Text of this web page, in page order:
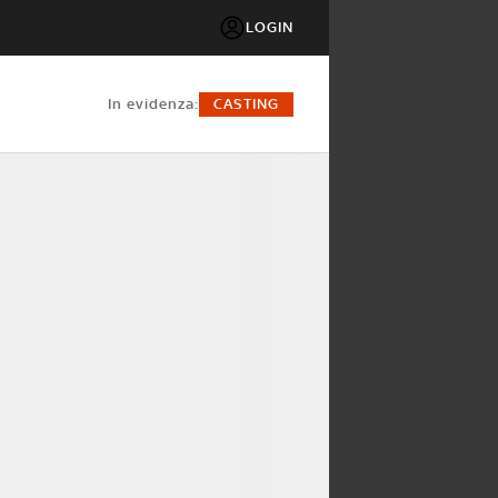
LOGIN
in evidenza: CASTING